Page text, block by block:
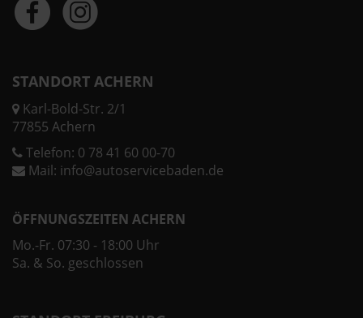
STANDORT ACHERN
Karl-Bold-Str. 2/1
77855 Achern
Telefon: 0 78 41 60 00-70
Mail: info@autoservicebaden.de
ÖFFNUNGSZEITEN ACHERN
Mo.-Fr. 07:30 - 18:00 Uhr
Sa. & So. geschlossen